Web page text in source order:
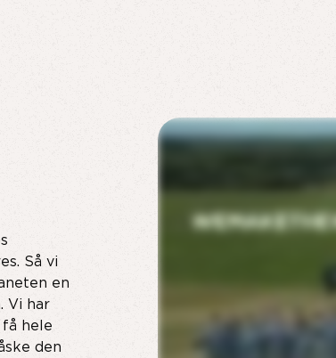
Så vi
en
Vi har
få hele
den